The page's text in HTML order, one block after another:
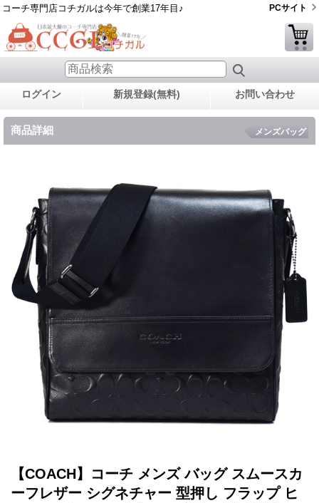
コーチ専門店コチガルは今年で創業17年目♪ PCサイト
ログイン 新規登録(無料) お問い合わせ
商品詳細 メンズバッグ
【COACH】コーチ メンズ バッグ スムースカ
ーフレザー シグネチャー 型押し フラップ ヒ